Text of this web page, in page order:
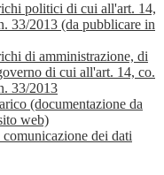
politici di cui all'art. 14,
33/2013 (da pubblicare in
di amministrazione, di
di cui all'art. 14, co.
33/2013
(documentazione da
web)
dei dati